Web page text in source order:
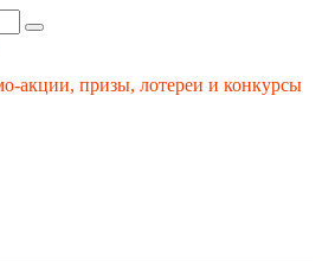
акции, призы, лотереи и конкурсы